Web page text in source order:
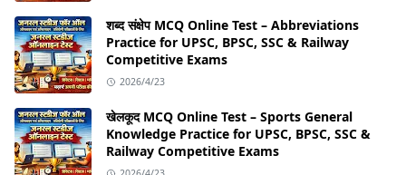
शब्द संक्षेप MCQ Online Test – Abbreviations
Practice for UPSC, BPSC, SSC & Railway
Competitive Exams
2026/4/23
खेलकूद MCQ Online Test – Sports General
Knowledge Practice for UPSC, BPSC, SSC &
Railway Competitive Exams